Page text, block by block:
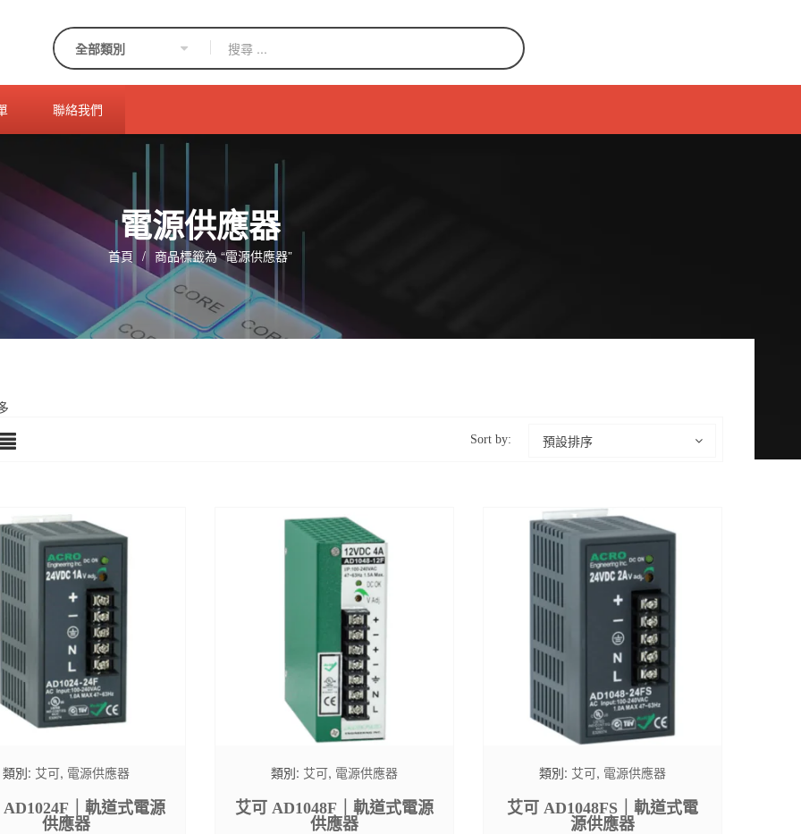
聯絡我們
電源供應器
首頁 / 商品標籤為 “電源供應器”
Sort by: 預設排序
類別: 艾可, 電源供應器
｜軌道式電源
供應器
類別: 艾可, 電源供應器
艾可 AD1048F｜軌道式電源
供應器
類別: 艾可, 電源供應器
艾可 AD1048FS｜軌道式電
源供應器